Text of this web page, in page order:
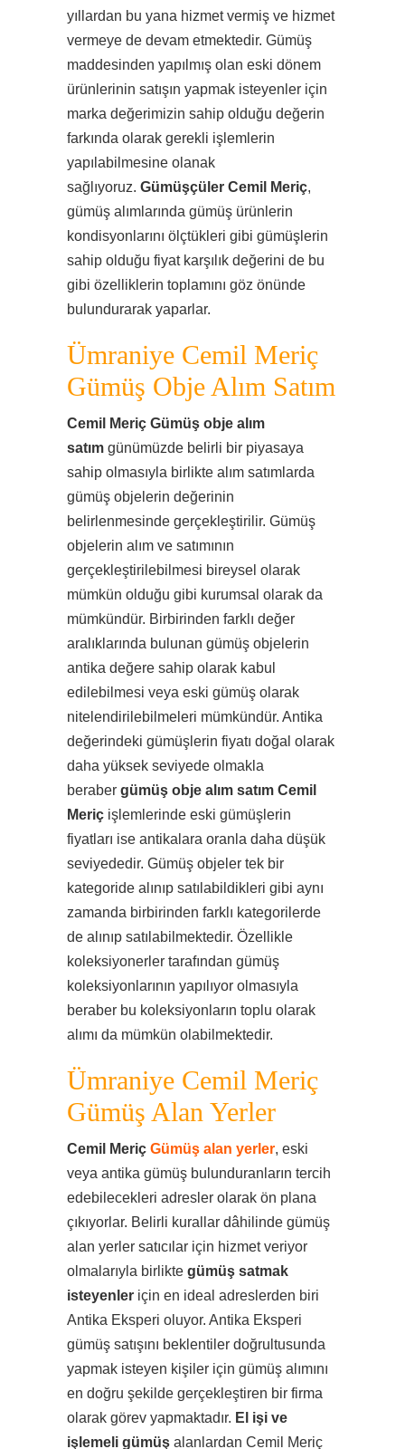
yıllardan bu yana hizmet vermiş ve hizmet
vermeye de devam etmektedir. Gümüş
maddesinden yapılmış olan eski dönem
ürünlerinin satışın yapmak isteyenler için
marka değerimizin sahip olduğu değerin
farkında olarak gerekli işlemlerin
yapılabilmesine olanak
sağlıyoruz. Gümüşçüler Cemil Meriç,
gümüş alımlarında gümüş ürünlerin
kondisyonlarını ölçtükleri gibi gümüşlerin
sahip olduğu fiyat karşılık değerini de bu
gibi özelliklerin toplamını göz önünde
bulundurarak yaparlar.
Ümraniye Cemil Meriç
Gümüş Obje Alım Satım
Cemil Meriç Gümüş obje alım
satım günümüzde belirli bir piyasaya
sahip olmasıyla birlikte alım satımlarda
gümüş objelerin değerinin
belirlenmesinde gerçekleştirilir. Gümüş
objelerin alım ve satımının
gerçekleştirilebilmesi bireysel olarak
mümkün olduğu gibi kurumsal olarak da
mümkündür. Birbirinden farklı değer
aralıklarında bulunan gümüş objelerin
antika değere sahip olarak kabul
edilebilmesi veya eski gümüş olarak
nitelendirilebilmeleri mümkündür. Antika
değerindeki gümüşlerin fiyatı doğal olarak
daha yüksek seviyede olmakla
beraber gümüş obje alım satım Cemil
Meriç işlemlerinde eski gümüşlerin
fiyatları ise antikalara oranla daha düşük
seviyededir. Gümüş objeler tek bir
kategoride alınıp satılabildikleri gibi aynı
zamanda birbirinden farklı kategorilerde
de alınıp satılabilmektedir. Özellikle
koleksiyonerler tarafından gümüş
koleksiyonlarının yapılıyor olmasıyla
beraber bu koleksiyonların toplu olarak
alımı da mümkün olabilmektedir.
Ümraniye Cemil Meriç
Gümüş Alan Yerler
Cemil Meriç Gümüş alan yerler, eski
veya antika gümüş bulunduranların tercih
edebilecekleri adresler olarak ön plana
çıkıyorlar. Belirli kurallar dâhilinde gümüş
alan yerler satıcılar için hizmet veriyor
olmalarıyla birlikte gümüş satmak
isteyenler için en ideal adreslerden biri
Antika Eksperi oluyor. Antika Eksperi
gümüş satışını beklentiler doğrultusunda
yapmak isteyen kişiler için gümüş alımını
en doğru şekilde gerçekleştiren bir firma
olarak görev yapmaktadır. El işi ve
işlemeli gümüş alanlardan Cemil Meriç